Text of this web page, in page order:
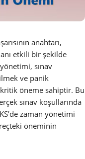
anahtarı,
etkili bir şekilde
sınav
ve panik
öneme sahiptir. Bu
sınav koşullarında
zaman yönetimi
öneminin